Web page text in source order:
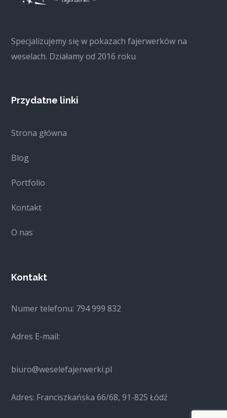
Specjalizujemy się w pokazach fajerwerków na
weselach. Działamy od 2016 roku
Przydatne linki
Strona główna
Blog
Portfolio
Kontakt
O nas
Kontakt
Numer telefonu: 794 999 832
Adres E-mail:
biuro@weselefajerwerki.pl
Adres: Franciszkańska 66/68, 91-825 Łódź